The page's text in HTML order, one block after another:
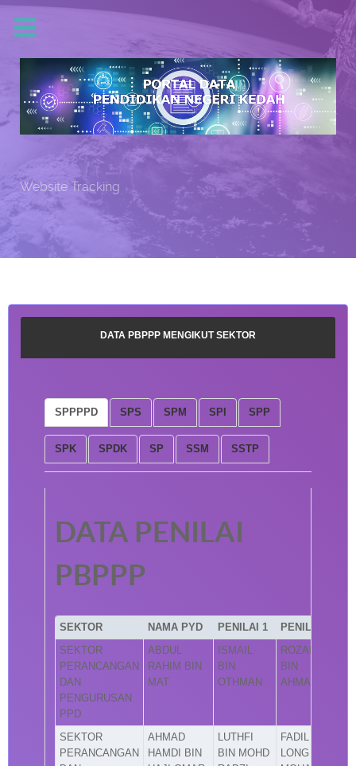
Website Tracking
DATA PBPPP MENGIKUT SEKTOR
SPPPPD SPS SPM SPI SPP
SPK SPDK SP SSM SSTP
DATA PENILAI
PBPPP
SEKTOR NAMA PYD PENILAI 1 PENILAI 2
SEKTOR
PERANCANGAN
DAN
PENGURUSAN
PPD
ABDUL
RAHIM BIN
MAT
ISMAIL
BIN
OTHMAN
ROZAINI
BIN
AHMAD
SEKTOR
PERANCANGAN
AHMAD
HAMDI BIN
LUTHFI
BIN MOHD
FADIL
LONG BIN